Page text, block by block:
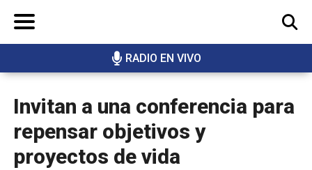
RADIO EN VIVO
BUSCAR
Invitan a una conferencia para
repensar objetivos y
proyectos de vida